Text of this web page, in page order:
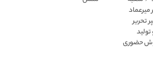
تحریر میرعماد
معلم ۱۰و۱۲،هایپر تحریر
و تولید
حضوری